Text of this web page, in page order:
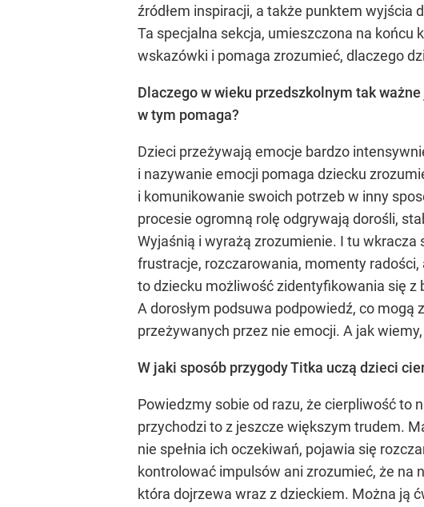
źródłem inspiracji, a także punktem
Ta specjalna sekcja, umieszczona na końcu
wskazówki i pomaga zrozumieć, dlaczego
Dlaczego w wieku przedszkolnym tak
w tym pomaga?
Dzieci przeżywają emocje bardzo
i nazywanie emocji pomaga dziecku
i komunikowanie swoich potrzeb w inny
procesie ogromną rolę odgrywają dorośli,
Wyjaśnią i wyrażą zrozumienie. I tu
frustracje, rozczarowania, momenty radości,
to dziecku możliwość zidentyfikowania się
A dorosłym podsuwa podpowiedź, co
przeżywanych przez nie emocji. A jak
W jaki sposób przygody Titka uczą dzieci
Powiedzmy sobie od razu, że cierpliwość to
przychodzi to z jeszcze większym trudem.
nie spełnia ich oczekiwań, pojawia się
kontrolować impulsów ani zrozumieć, że na
która dojrzewa wraz z dzieckiem. Można ją